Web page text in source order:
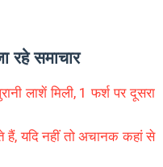
रहे समाचार
लाशें मिली, 1 फर्श पर दूसरा
हैं, यदि नहीं तो अचानक कहां से